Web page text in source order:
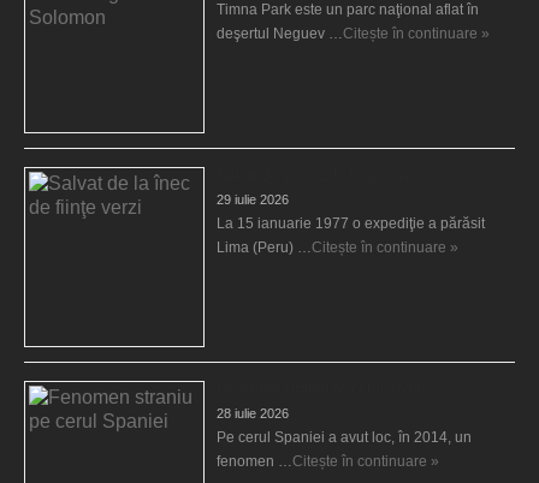
Timna Park este un parc naţional aflat în
deşertul Neguev …Citește în continuare »
29 iulie 2026
La 15 ianuarie 1977 o expediţie a părăsit
Lima (Peru) …Citește în continuare »
28 iulie 2026
Pe cerul Spaniei a avut loc, în 2014, un
fenomen …Citește în continuare »